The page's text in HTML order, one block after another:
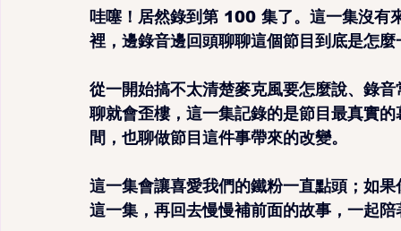
哇噻！居然錄到第 100 集了。這一集沒有
裡，邊錄音邊回頭聊聊這個節目到底是怎
從一開始搞不太清楚麥克風要怎麼說、錄
聊就會歪樓，這一集記錄的是節目最真實
間，也聊做節目這件事帶來的改變。
這一集會讓喜愛我們的鐵粉一直點頭；如
這一集，再回去慢慢補前面的故事，一起